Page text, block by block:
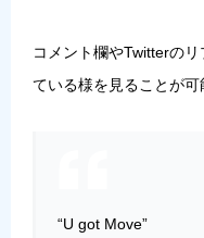
コメント欄やTwitterの
ている様を見ることが可
“U got Move”